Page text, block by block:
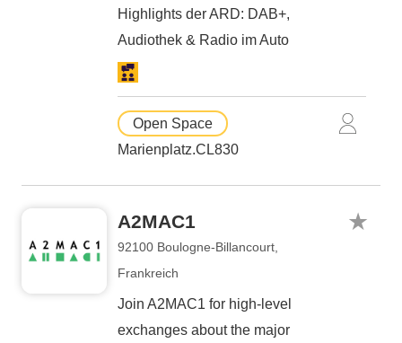
Highlights der ARD: DAB+,
Audiothek & Radio im Auto
Open Space
Marienplatz.CL830
A2MAC1
92100 Boulogne-Billancourt,
Frankreich
Join A2MAC1 for high-level
exchanges about the major